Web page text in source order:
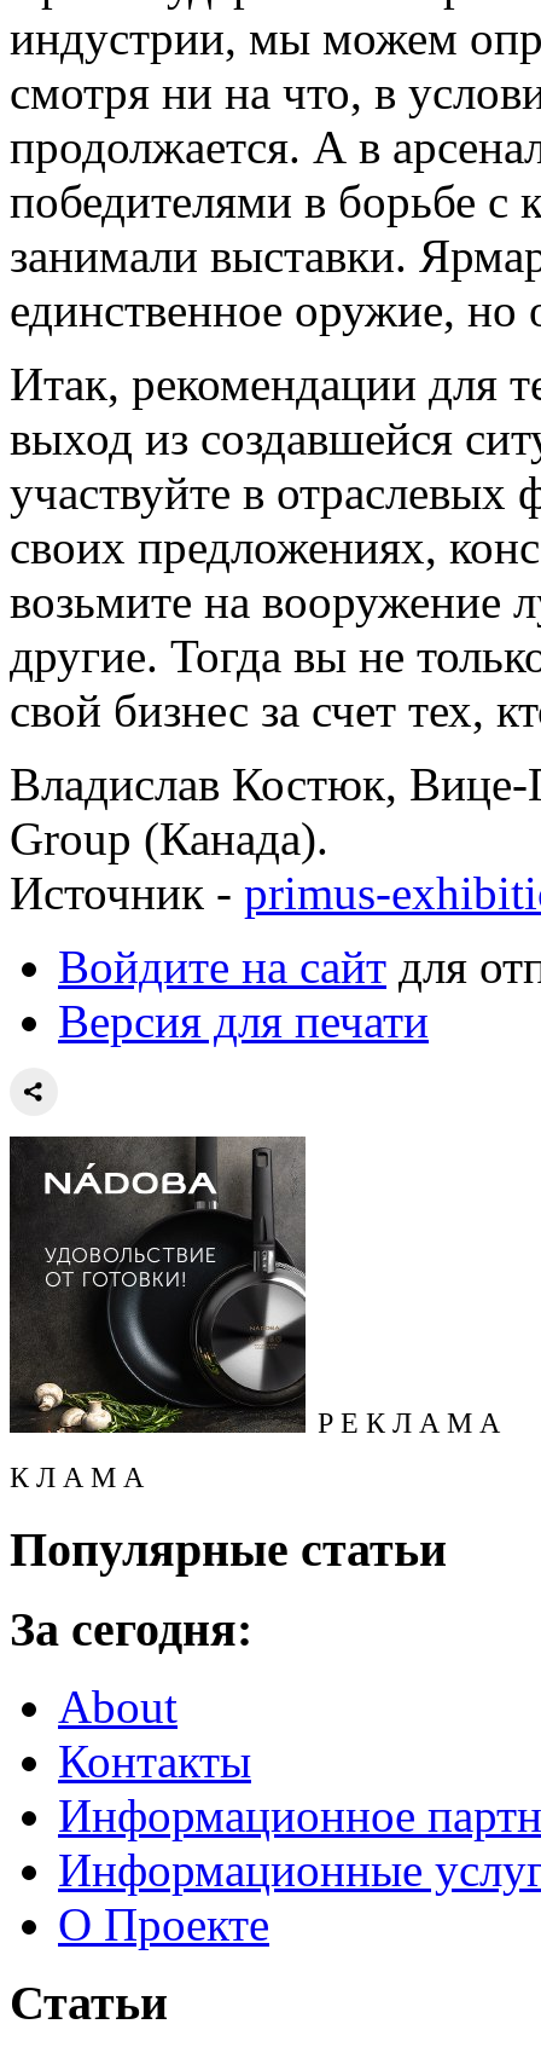
индустрии, мы можем
смотря ни на что, в
продолжается. А в
победителями в борьбе с
занимали выставки.
единственное оружие,
Итак, рекомендации для
выход из создавшейся
участвуйте в отраслевых
своих предложениях,
возьмите на вооружение
другие. Тогда вы не
свой бизнес за счет тех,
Владислав Костюк,
Group (Канада).
Источник - primus-
Войдите на сайт для
Версия для печати
Р Е К Л А М А
К Л А М А
Популярные статьи
За сегодня:
About
Контакты
Информационное
Информационные
О Проекте
Статьи